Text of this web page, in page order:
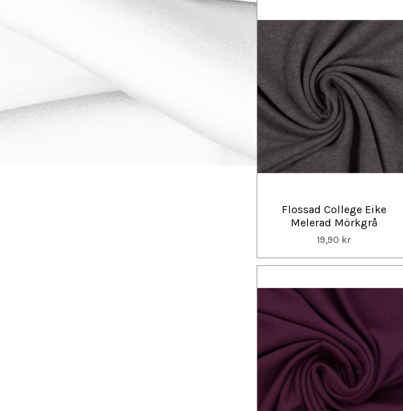
Flossad College Eike
Melerad Mörkgrå
19,90 kr